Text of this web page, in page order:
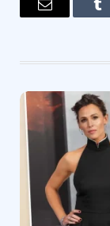
Tumblr
البريد